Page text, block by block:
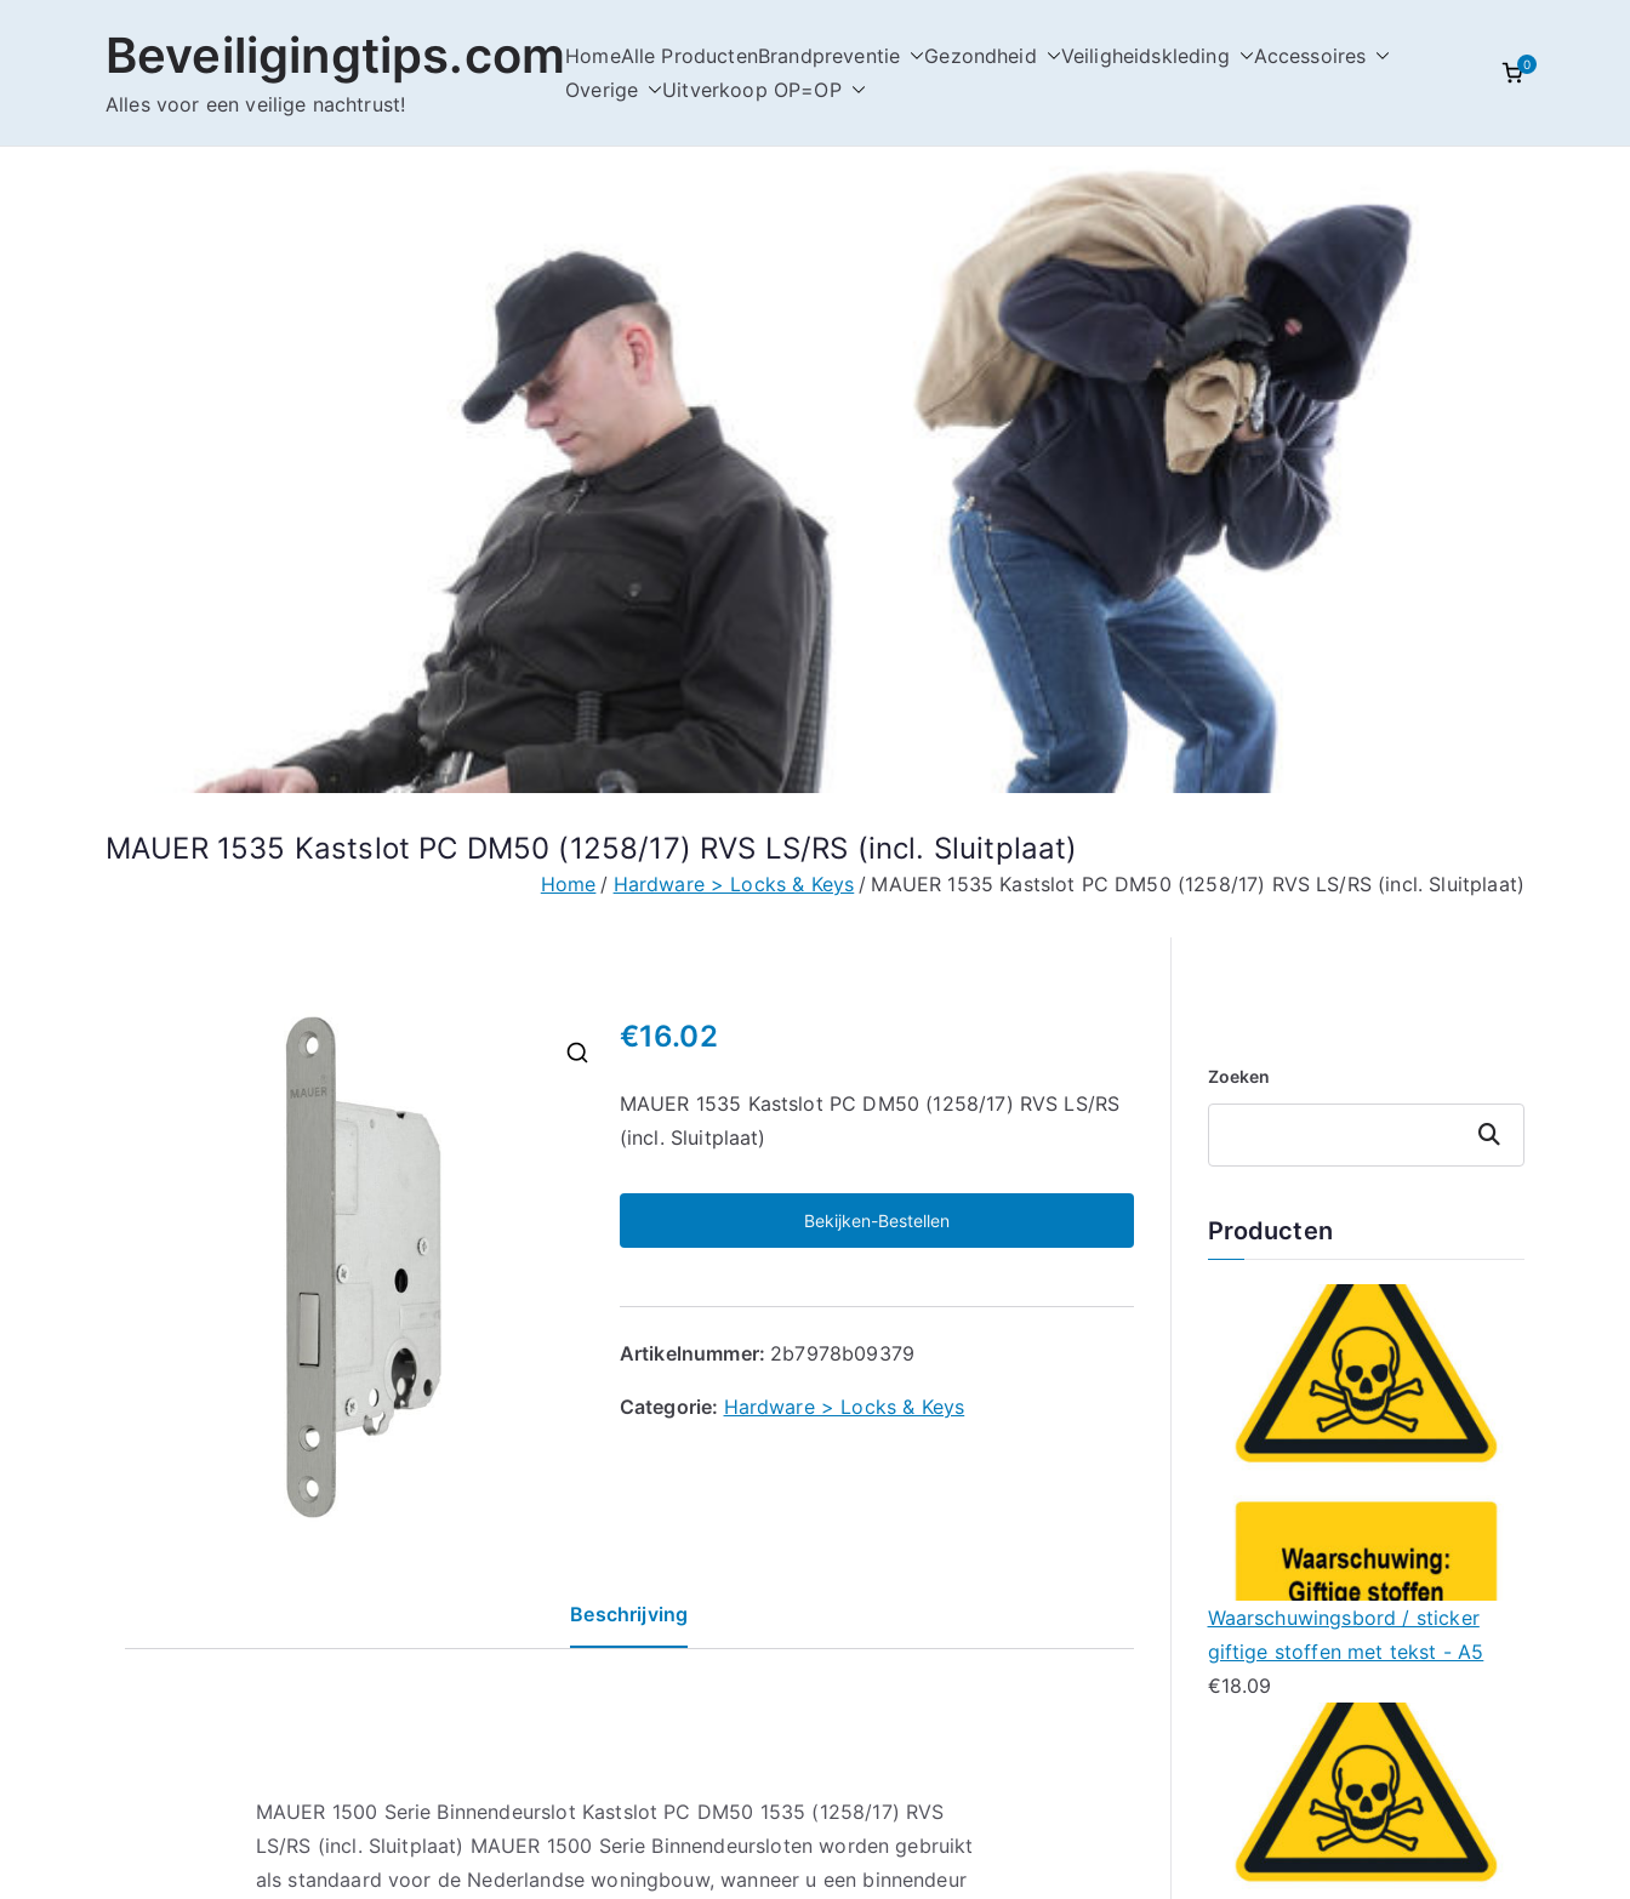
Beveiligingtips.com
Alles voor een veilige nachtrust!
HomeAlle ProductenBrandpreventie Gezondheid Veiligheidskleding
Accessoires
Overige
Uitverkoop OP=OP
0
MAUER 1535 Kastslot PC DM50 (1258/17) RVS LS/RS (incl. Sluitplaat)
Home Hardware > Locks & Keys MAUER 1535 Kastslot PC DM50 (1258/17) RVS LS/RS (incl. Sluitplaat)
€16.02
MAUER 1535 Kastslot PC DM50 (1258/17) RVS LS/RS
(incl. Sluitplaat)
Bekijken-Bestellen
Artikelnummer: 2b7978b09379
Categorie: Hardware > Locks & Keys
Beschrijving
MAUER 1500 Serie Binnendeurslot Kastslot PC DM50 1535 (1258/17) RVS
LS/RS (incl. Sluitplaat) MAUER 1500 Serie Binnendeursloten worden gebruikt
als standaard voor de Nederlandse woningbouw, wanneer u een binnendeur
Zoeken
Zoeken
Producten
Waarschuwingsbord / sticker
giftige stoffen met tekst - A5
€18.09